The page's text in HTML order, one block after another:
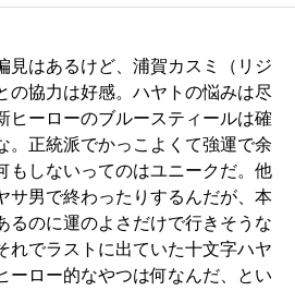
見はあるけど、浦賀カスミ（リジ
の協力は好感。ハヤトの悩みは尽
ヒーローのブルースティールは確
。正統派でかっこよくて強運で余
もしないってのはユニークだ。他
サ男で終わったりするんだが、本
るのに運のよさだけで行きそうな
れでラストに出ていた十文字ハヤ
ーロー的なやつは何なんだ、とい